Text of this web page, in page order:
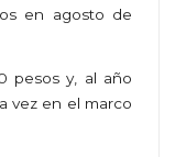
en agosto de
pesos y, al año
vez en el marco